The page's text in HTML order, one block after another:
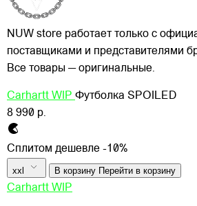
NUW store работает только с
поставщиками и представителями
Все товары — оригинальные.
Carhartt WIP Футболка SPOILED
8 990 р.
Сплитом дешевле -10%
xxl В корзину Перейти в корзину
Carhartt WIP